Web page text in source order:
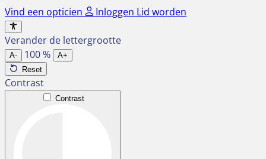
Ga
naar
de
inhoud
Vind een opticien Inloggen Lid worden
Verander de lettergrootte
A- 100%
A+
Reset
Contrast
Contrast